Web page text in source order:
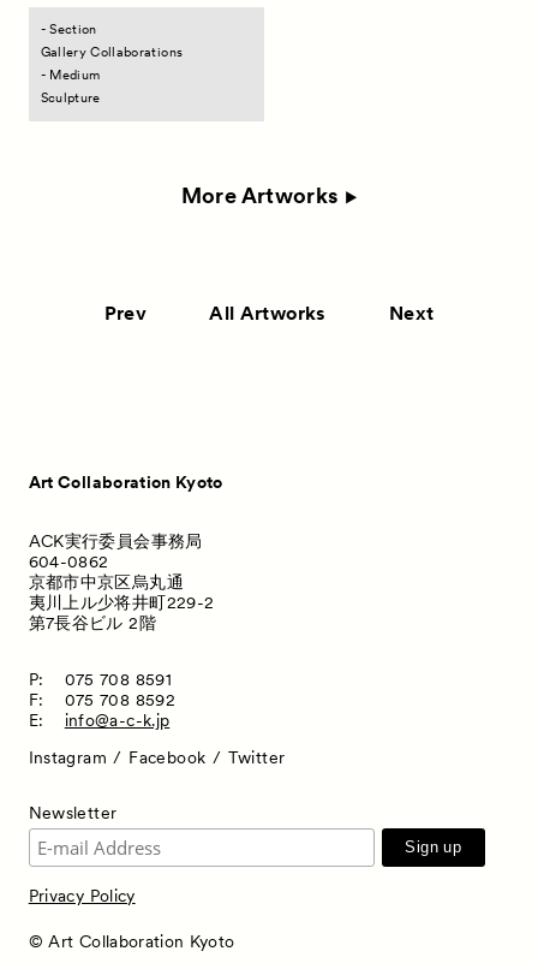
- Section
Gallery Collaborations
- Medium
Sculpture
More Artworks
Prev All Artworks Next
Art Collaboration Kyoto
ACK実行委員会事務局
604-0862
京都市中京区烏丸通
夷川上ル少将井町229-2
第7長谷ビル 2階
P:
075 708 8591
F:
075 708 8592
E:
info@a-c-k.jp
Instagram
Facebook Twitter
Newsletter
Privacy Policy
© Art Collaboration Kyoto